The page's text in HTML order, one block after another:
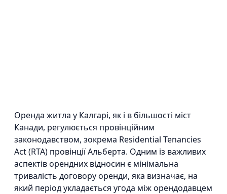
Оренда житла у Калгарі, як і в більшості міст
Канади, регулюється провінційним
законодавством, зокрема Residential Tenancies
Act (RTA) провінції Альберта. Одним із важливих
аспектів орендних відносин є мінімальна
тривалість договору оренди, яка визначає, на
який період укладається угода між орендодавцем